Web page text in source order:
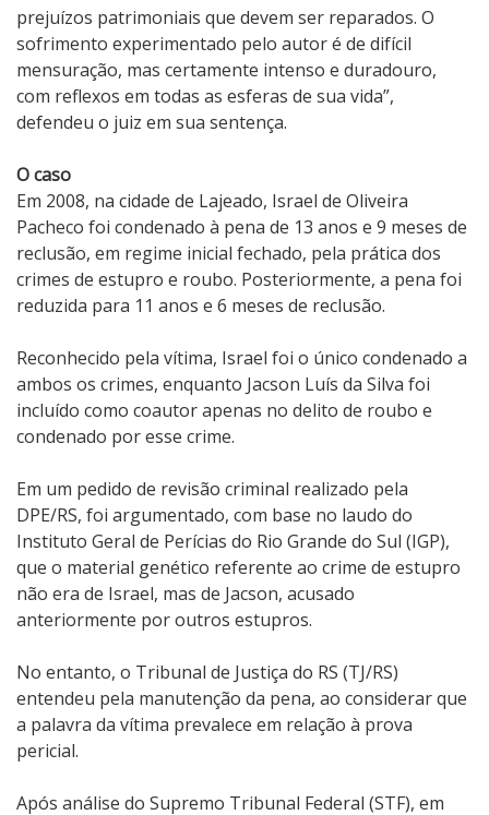
prejuízos patrimoniais que devem ser reparados. O
sofrimento experimentado pelo autor é de difícil
mensuração, mas certamente intenso e duradouro,
com reflexos em todas as esferas de sua vida”,
defendeu o juiz em sua sentença.
O caso
Em 2008, na cidade de Lajeado, Israel de Oliveira
Pacheco foi condenado à pena de 13 anos e 9 meses de
reclusão, em regime inicial fechado, pela prática dos
crimes de estupro e roubo. Posteriormente, a pena foi
reduzida para 11 anos e 6 meses de reclusão.
Reconhecido pela vítima, Israel foi o único condenado a
ambos os crimes, enquanto Jacson Luís da Silva foi
incluído como coautor apenas no delito de roubo e
condenado por esse crime.
Em um pedido de revisão criminal realizado pela
DPE/RS, foi argumentado, com base no laudo do
Instituto Geral de Perícias do Rio Grande do Sul (IGP),
que o material genético referente ao crime de estupro
não era de Israel, mas de Jacson, acusado
anteriormente por outros estupros.
No entanto, o Tribunal de Justiça do RS (TJ/RS)
entendeu pela manutenção da pena, ao considerar que
a palavra da vítima prevalece em relação à prova
pericial.
Após análise do Supremo Tribunal Federal (STF), em